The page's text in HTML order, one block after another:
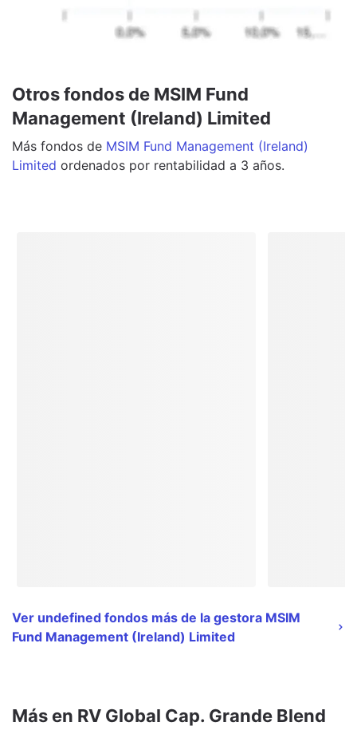
Otros fondos de MSIM Fund
Management (Ireland) Limited
Más fondos de MSIM Fund Management (Ireland)
Limited ordenados por rentabilidad a 3 años.
Ver undefined fondos más de la gestora MSIM
Fund Management (Ireland) Limited
Más en RV Global Cap. Grande Blend